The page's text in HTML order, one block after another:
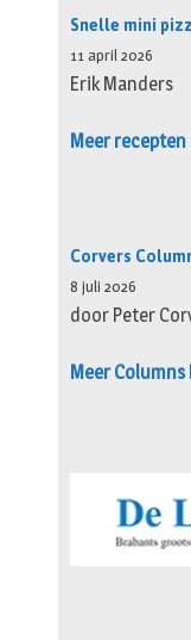
Snelle mini
11 april 2026
Erik Manders
Meer recepten
Corvers
8 juli 2026
door Peter
Meer Columns